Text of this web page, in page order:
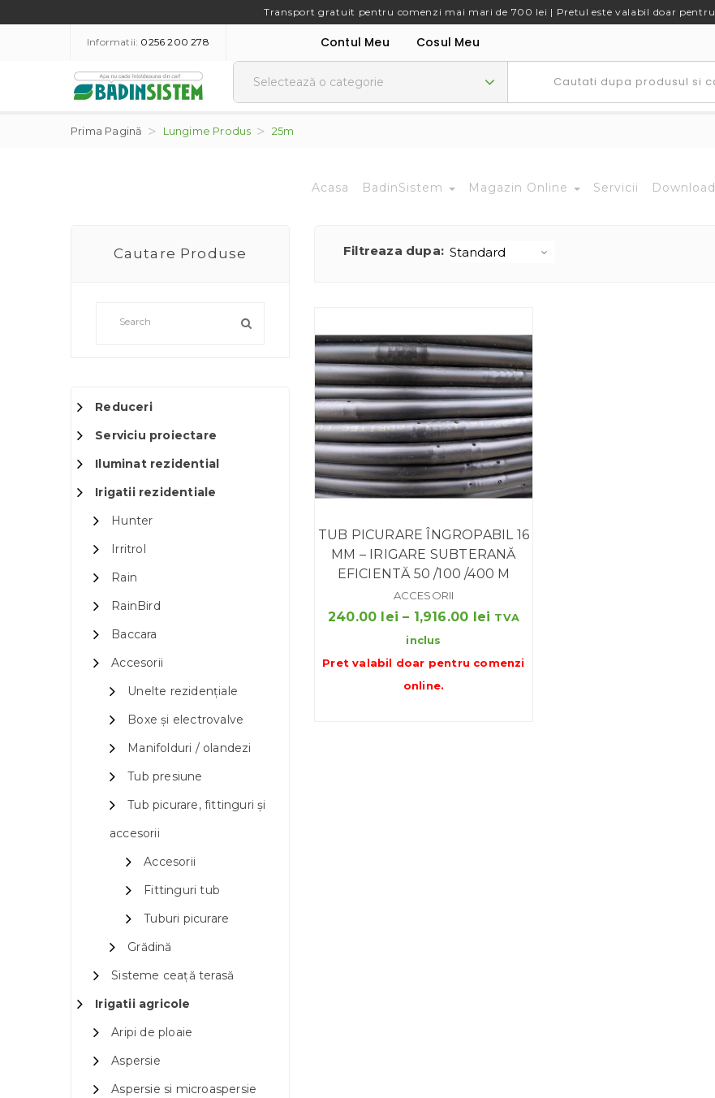
Transport gratuit pentru comenzi mai mari de 700 lei | Pretul este valabil doar pentru
Informatii: 0256 200 278 Contul Meu Cosul Meu
Prima Pagină Lungime Produs 25m
Acasa BadinSistem Magazin Online Servicii Download
Cautare Produse
Reduceri
Serviciu proiectare
Iluminat rezidential
Irigatii rezidentiale
Hunter
Irritrol
Rain
RainBird
Baccara
Accesorii
Unelte rezidențiale
Boxe și electrovalve
Manifolduri / olandezi
Tub presiune
Tub picurare, fittinguri și
accesorii
Accesorii
Fittinguri tub
Tuburi picurare
Grădină
Sisteme ceață terasă
Irigatii agricole
Aripi de ploaie
Aspersie
Aspersie si microaspersie
Filtreaza dupa:
TUB PICURARE ÎNGROPABIL 16
MM – IRIGARE SUBTERANĂ
EFICIENTĂ 50 /100 /400 M
ACCESORII
240.00 lei – 1,916.00 lei Interval
prețuri:
TVA
inclus
Pret valabil doar pentru comenzi
online.